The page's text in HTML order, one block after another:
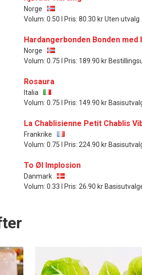
Norge
Volum: 0.50 l Pris: 80.30 kr Uten utvalg
Hardangerbonden Bonden med
Norge
Volum: 0.75 l Pris: 189.90 kr
Rosaura
Italia
Volum: 0.75 l Pris: 149.90 kr
La Chablisienne Petit Chablis
Frankrike
Volum: 0.75 l Pris: 224.90 kr
To Øl Implosion
Danmark
Volum: 0.33 l Pris: 26.90 kr